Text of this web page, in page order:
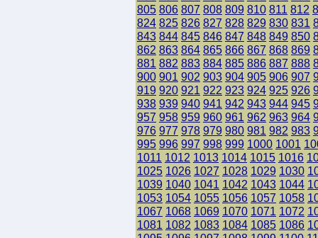
805 806 807 808 809 810 811 812
824 825 826 827 828 829 830 831
843 844 845 846 847 848 849 850
862 863 864 865 866 867 868 869
881 882 883 884 885 886 887 888
900 901 902 903 904 905 906 907
919 920 921 922 923 924 925 926
938 939 940 941 942 943 944 945
957 958 959 960 961 962 963 964
976 977 978 979 980 981 982 983
995 996 997 998 999 1000 1001
1011 1012 1013 1014 1015 1016
1025 1026 1027 1028 1029 1030
1039 1040 1041 1042 1043 1044
1053 1054 1055 1056 1057 1058
1067 1068 1069 1070 1071 1072
1081 1082 1083 1084 1085 1086